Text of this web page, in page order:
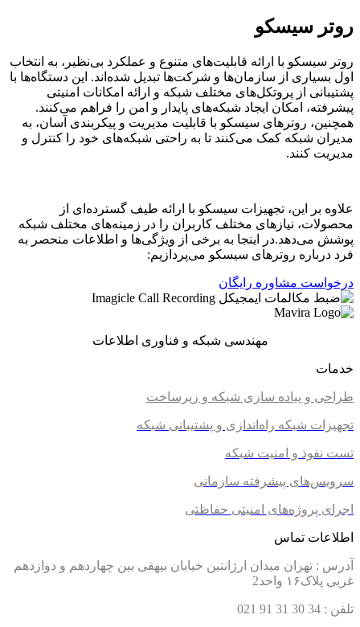
روتر سیسکو
روتر سیسکو با ارائه قابلیت‌های متنوع و عملکرد بی‌نظیر، به انتخاب
اول بسیاری از سازمان‌ها و شرکت‌ها تبدیل شده‌اند. این دستگاه‌ها با
پشتیبانی از پروتکل‌های مختلف شبکه و ارائه امکانات امنیتی
پیشرفته، امکان ایجاد شبکه‌های پایدار و امن را فراهم می‌کنند.
همچنین، روترهای سیسکو با قابلیت مدیریت و پیکربندی آسان، به
مدیران شبکه کمک می‌کنند تا به راحتی شبکه‌های خود را کنترل و
مدیریت کنند.
علاوه بر این، تجهیزات سیسکو با ارائه طیف گسترده‌ای از
محصولات، نیازهای مختلف کاربران را در زمینه‌های مختلف شبکه
پوشش می‌دهد.در اینجا به برخی از ویژگی‌ها و اطلاعات منحصر به
فرد درباره روترهای سیسکو می‌پردازیم:
درخواست مشاوره رایگان
مهندسی شبکه و فناوری اطلاعات
خدمات
طراحی و پیاده سازی شبکه و زیرساخت
تجهیزات شبکه راه‌اندازی و پشتیبانی شبکه
تست نفوذ و امنیت شبکه
سرویس‌های پیشرفته سازمانی
اجرای پروژه‌های امنیتی حفاظتی
اطلاعات تماس
آدرس :
غربی پلاک۱۶ واحد2
تلفن : 34 30 31 91
021